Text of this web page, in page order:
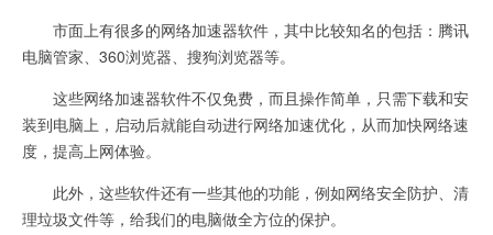
市面上有很多的网络加速器软件，其中比较知名的包括：腾讯
电脑管家、360浏览器、搜狗浏览器等。
这些网络加速器软件不仅免费，而且操作简单，只需下载和安
装到电脑上，启动后就能自动进行网络加速优化，从而加快网络速
度，提高上网体验。
此外，这些软件还有一些其他的功能，例如网络安全防护、清
理垃圾文件等，给我们的电脑做全方位的保护。